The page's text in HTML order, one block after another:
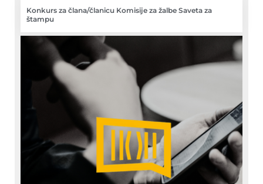
Konkurs za člana/članicu Komisije za žalbe Saveta za
štampu